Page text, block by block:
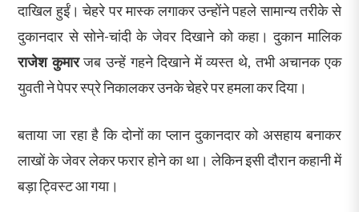
दाखिल हुईं। चेहरे पर मास्क लगाकर उन्होंने पहले सामान्य तरीके से
दुकानदार से सोने-चांदी के जेवर दिखाने को कहा। दुकान मालिक
राजेश कुमारजब उन्हें गहने दिखाने में व्यस्त थे, तभी अचानक एक
युवती ने पेपर स्प्रे निकालकर उनके चेहरे पर हमला कर दिया।
बताया जा रहा है कि दोनों का प्लान दुकानदार को असहाय बनाकर
लाखों के जेवर लेकर फरार होने का था। लेकिन इसी दौरान कहानी में
बड़ा ट्विस्ट आ गया।